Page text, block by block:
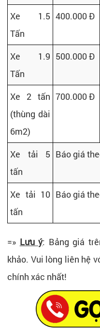
Xe 1.5
Tấn
400.000 Đ
Xe 1.9
Tấn
500.000 Đ
Xe 2 tấn
(thùng dài
6m2)
700.000 Đ
Xe tải 5
tấn
Báo giá
Xe tải 10
tấn
Báo giá
=» Lưu ý: Bảng giá
khảo. Vui lòng liên hệ
chính xác nhất!